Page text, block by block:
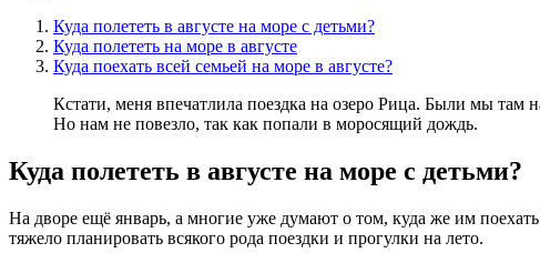
Куда полететь в августе на море с детьми?
Куда полететь на море в августе
Куда поехать всей семьей на море в августе?
Кстати, меня впечатлила поездка на озеро Рица. Были мы там
Но нам не повезло, так как попали в моросящий дождь.
Куда полететь в августе на море с детьми?
На дворе ещё январь, а многие уже думают о том, куда же им
тяжело планировать всякого рода поездки и прогулки на лето.